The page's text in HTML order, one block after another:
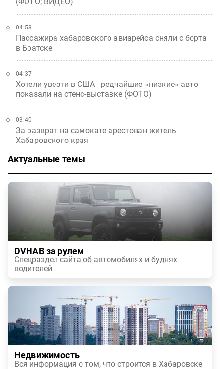
Пассажира хабаровского авиарейса сняли с борта
в Братске
04:53
Хотели увезти в США - редчайшие «низкие» авто
показали на стенс-выставке (ФОТО)
04:37
За разврат на самокате арестован житель
Хабаровского края
03:40
Актуальные темы
DVHAB за рулем
Спецраздел сайта об автомобилях и буднях
водителей
Недвижимость
Вся информация о том, что строится в Хабаровске